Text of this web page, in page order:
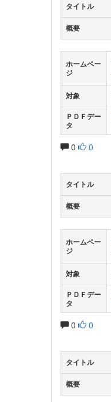
タイトル
概要
ホームペー
ジ
対象
ＰＤＦデー
タ
0 0
タイトル
概要
ホームペー
ジ
対象
ＰＤＦデー
タ
0 0
タイトル
概要